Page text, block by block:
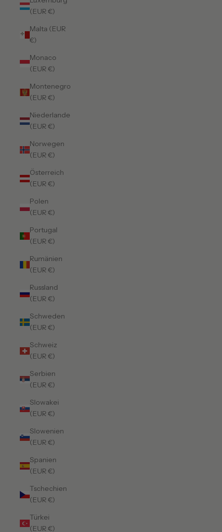
(EUR €)
Malta (EUR
€)
Monaco
(EUR €)
Montenegro
(EUR €)
Niederlande
(EUR €)
Norwegen
(EUR €)
Österreich
(EUR €)
Polen
(EUR €)
Portugal
(EUR €)
Rumänien
(EUR €)
Russland
(EUR €)
Schweden
(EUR €)
Schweiz
(EUR €)
Serbien
(EUR €)
Slowakei
(EUR €)
Slowenien
(EUR €)
Spanien
(EUR €)
Tschechien
(EUR €)
Türkei
(EUR €)